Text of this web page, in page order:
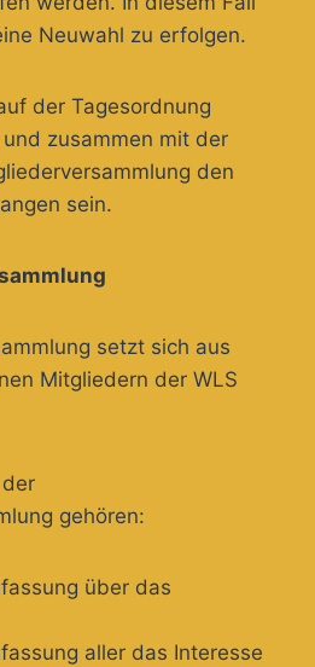
Neuwahl zu erfolgen.
der Tagesordnung
zusammen mit der
den
sein.
setzt sich aus
Mitgliedern der WLS
gehören:
über das
aller das Interesse